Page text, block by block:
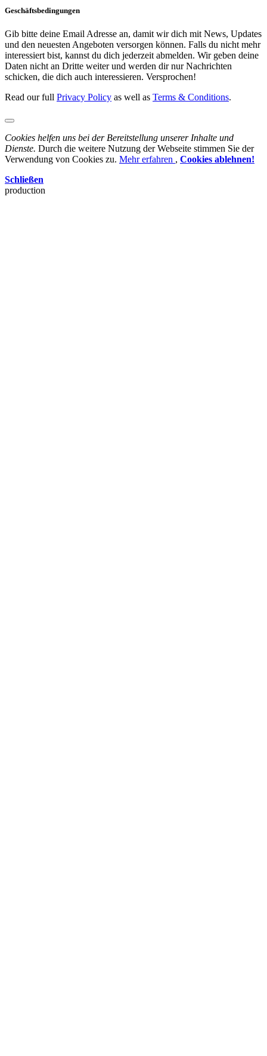
Geschäftsbedingungen
Gib bitte deine Email Adresse an, damit wir dich mit News, Updates
und den neuesten Angeboten versorgen können. Falls du nicht mehr
interessiert bist, kannst du dich jederzeit abmelden. Wir geben deine
Daten nicht an Dritte weiter und werden dir nur Nachrichten
schicken, die dich auch interessieren. Versprochen!
Read our full Privacy Policy as well as Terms & Conditions.
Cookies helfen uns bei der Bereitstellung unserer Inhalte und
Dienste. Durch die weitere Nutzung der Webseite stimmen Sie der
Verwendung von Cookies zu. Mehr erfahren , Cookies ablehnen!
Schließen
production